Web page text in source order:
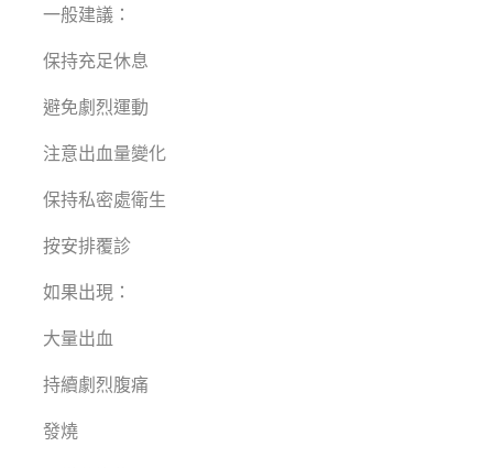
一般建議：
保持充足休息
避免劇烈運動
注意出血量變化
保持私密處衛生
按安排覆診
如果出現：
大量出血
持續劇烈腹痛
發燒